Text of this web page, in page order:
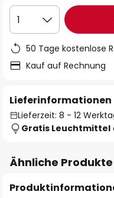
1
50 Tage kostenlose
Kauf auf Rechnung
Lieferinformationen
Lieferzeit: 8 - 12
Gratis Leuchtmittel
Ähnliche